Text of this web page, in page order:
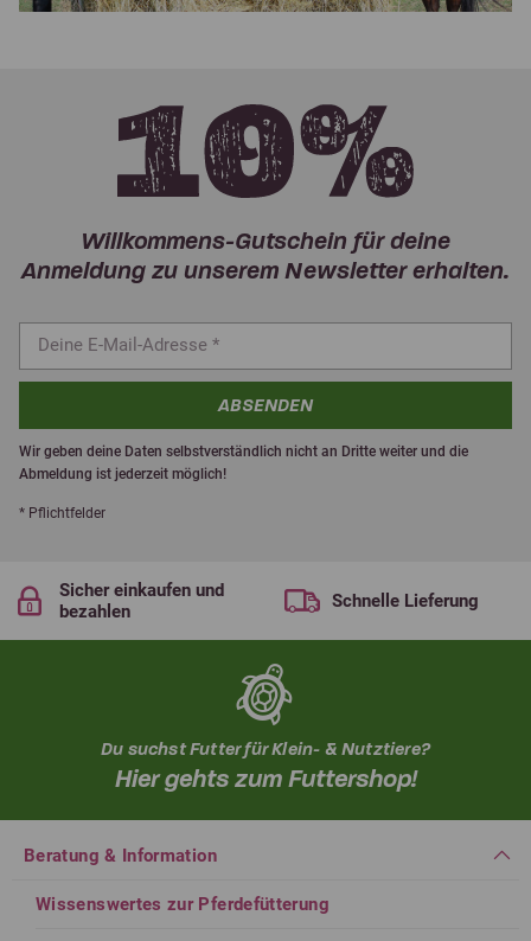
Willkommens-Gutschein für deine
Anmeldung zu unserem Newsletter erhalten.
ABSENDEN
Wir geben deine Daten selbstverständlich nicht an Dritte weiter und die
Abmeldung ist jederzeit möglich!
* Pflichtfelder
Sicher einkaufen und
bezahlen
Schnelle Lieferung
Du suchst Futter für Klein- & Nutztiere?
Hier gehts zum Futtershop!
Beratung & Information
Wissenswertes zur Pferdefütterung